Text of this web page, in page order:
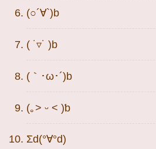
(○´∀`)b
( ˙▿︎˙ )b
(｀･ω･´)b
(｡˃ ᵕ ˂ )ƅ
Σd(°∀°d)